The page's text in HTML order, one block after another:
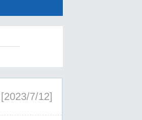
[2023/7/12]